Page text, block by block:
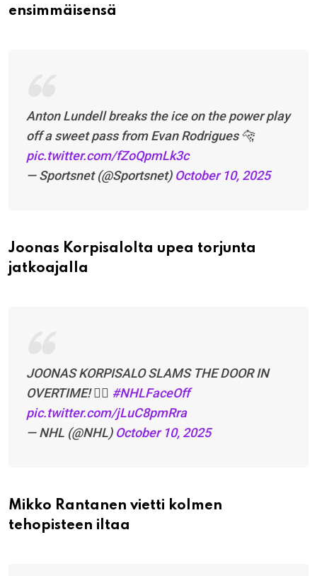
ensimmäisensä
Anton Lundell breaks the ice on the power play
off a sweet pass from Evan Rodrigues 🐆
pic.twitter.com/fZoQpmLk3c
— Sportsnet (@Sportsnet) October 10, 2025
Joonas Korpisalolta upea torjunta
jatkoajalla
JOONAS KORPISALO SLAMS THE DOOR IN
OVERTIME! 🙅‍♂️ #NHLFaceOff
pic.twitter.com/jLuC8pmRra
— NHL (@NHL) October 10, 2025
Mikko Rantanen vietti kolmen
tehopisteen iltaa